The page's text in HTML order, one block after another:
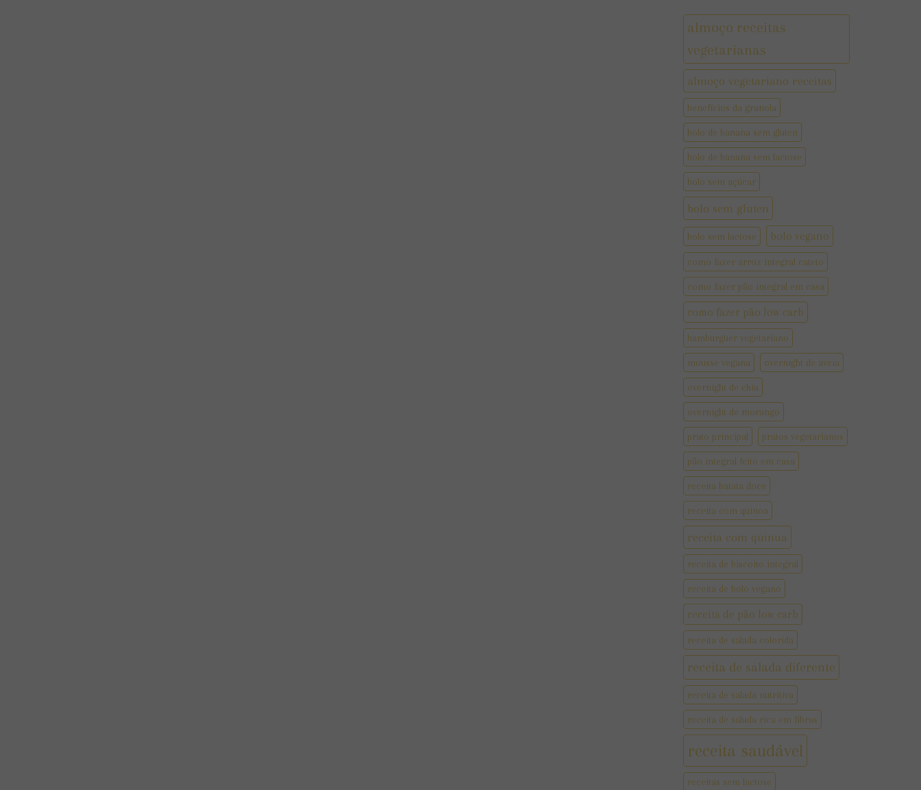
almoço receitas
vegetarianas
almoço vegetariano receitas
benefícios da granola
bolo de banana sem gluten
bolo de banana sem lactose
bolo sem açúcar
bolo sem gluten
bolo sem lactose bolo vegano
como fazer arroz integral cateto
como fazer pão integral em casa
como fazer pão low carb
hamburguer vegetariano
mousse vegana overnight de aveia
overnight de chia
overnight de morango
prato principal pratos vegetarianos
pão integral feito em casa
receita batata doce
receita com quinoa
receita com quinua
receita de biscoito integral
receita de bolo vegano
receita de pão low carb
receita de salada colorida
receita de salada diferente
receita de salada nutritiva
receita de salada rica em fibras
receita saudável
receitas sem lactose